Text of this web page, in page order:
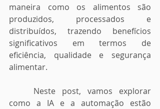
maneira como os alimentos são
produzidos, processados e
distribuídos, trazendo benefícios
significativos em termos de
eficiência, qualidade e segurança
alimentar.
como a IA e a automação estão